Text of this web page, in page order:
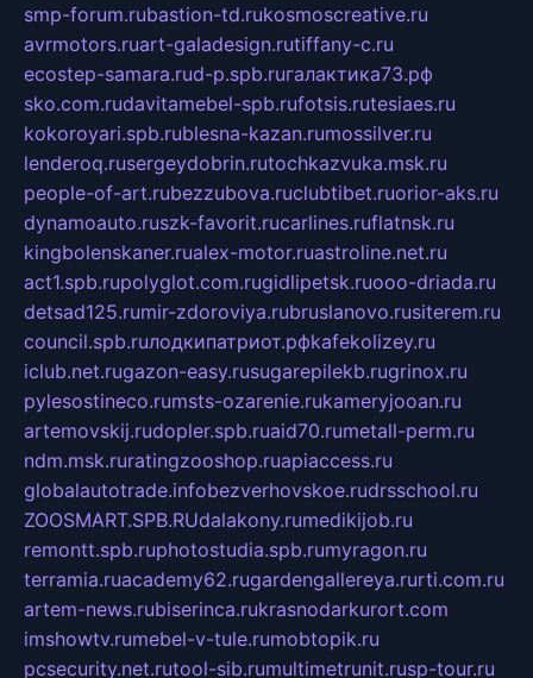
smp-forum.rubastion-td.rukosmoscreative.ru
avrmotors.ruart-galadesign.rutiffany-c.ru
ecostep-samara.rud-p.spb.ruгалактика73.рф
sko.com.rudavitamebel-spb.rufotsis.rutesiaes.ru
kokoroyari.spb.rublesna-kazan.rumossilver.ru
lenderoq.rusergeydobrin.rutochkazvuka.msk.ru
people-of-art.rubezzubova.ruclubtibet.ruorior-aks.ru
dynamoauto.ruszk-favorit.rucarlines.ruflatnsk.ru
kingbolenskaner.rualex-motor.ruastroline.net.ru
act1.spb.rupolyglot.com.rugidlipetsk.ruooo-driada.ru
detsad125.rumir-zdoroviya.rubruslanovo.rusiterem.ru
council.spb.ruлодкипатриот.рфkafekolizey.ru
iclub.net.rugazon-easy.rusugarepilekb.rugrinox.ru
pylesostineco.rumsts-ozarenie.rukameryjooan.ru
artemovskij.rudopler.spb.ruaid70.rumetall-perm.ru
ndm.msk.ruratingzooshop.ruapiaccess.ru
globalautotrade.infobezverhovskoe.rudrsschool.ru
ZOOSMART.SPB.RUdalakony.rumedikijob.ru
remontt.spb.ruphotostudia.spb.rumyragon.ru
terramia.ruacademy62.rugardengallereya.rurti.com.ru
artem-news.rubiserinca.rukrasnodarkurort.com
imshowtv.rumebel-v-tule.rumobtopik.ru
pcsecurity.net.rutool-sib.rumultimetrunit.rusp-tour.ru